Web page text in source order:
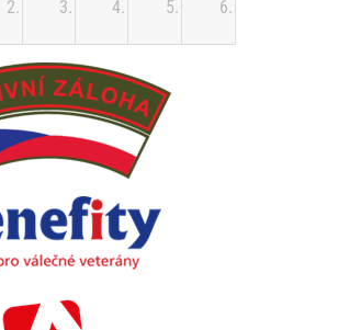
2. 3. 4. 5. 6.